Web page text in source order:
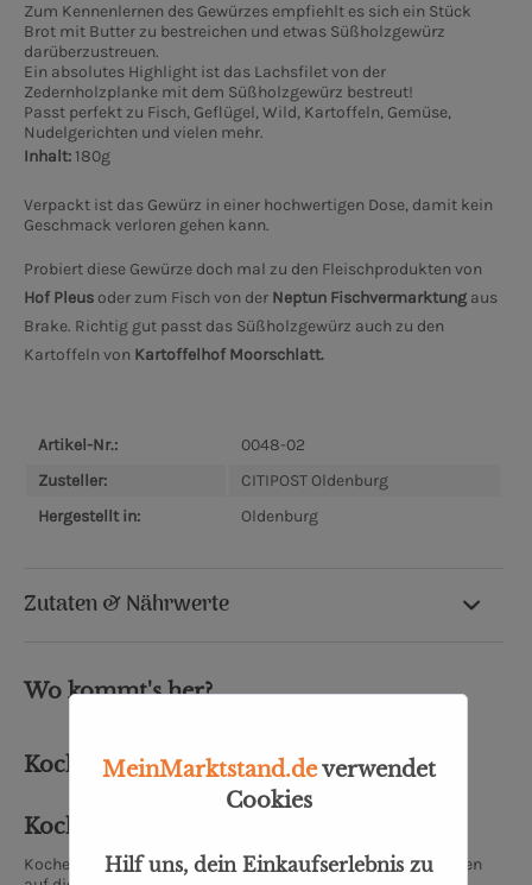
Zum Kennenlernen des Gewürzes empfiehlt es sich ein Stück
Brot mit Butter zu bestreichen und etwas Süßholzgewürz
darüberzustreuen.
Ein absolutes Highlight ist das Lachsfilet von der
Zedernholzplanke mit dem Süßholzgewürz bestreut!
Passt perfekt zu Fisch, Geflügel, Wild, Kartoffeln, Gemüse,
Nudelgerichten und vielen mehr.
Inhalt:180g
Verpackt ist das Gewürz in einer hochwertigen Dose, damit kein
Geschmack verloren gehen kann.
Probiert diese Gewürze doch mal zu den Fleischprodukten von
Hof Pleus oder zum Fisch von der Neptun Fischvermarktung aus
Brake. Richtig gut passt das Süßholzgewürz auch zu den
Kartoffeln von Kartoffelhof Moorschlatt.
Artikel-Nr.:
0048-02
Zusteller:
CITIPOST Oldenburg
Hergestellt in:
Oldenburg
Zutaten & Nährwerte
Wo kommt's her?
Kochschule Erich Holzer
Kochen | Quatschen | Barbecue
Kochen kann jeder, soviel steht fest. Doch wie bei allen Dingen
MeinMarktstand.deverwendet
Cookies
Hilf uns, dein Einkaufserlebnis zu